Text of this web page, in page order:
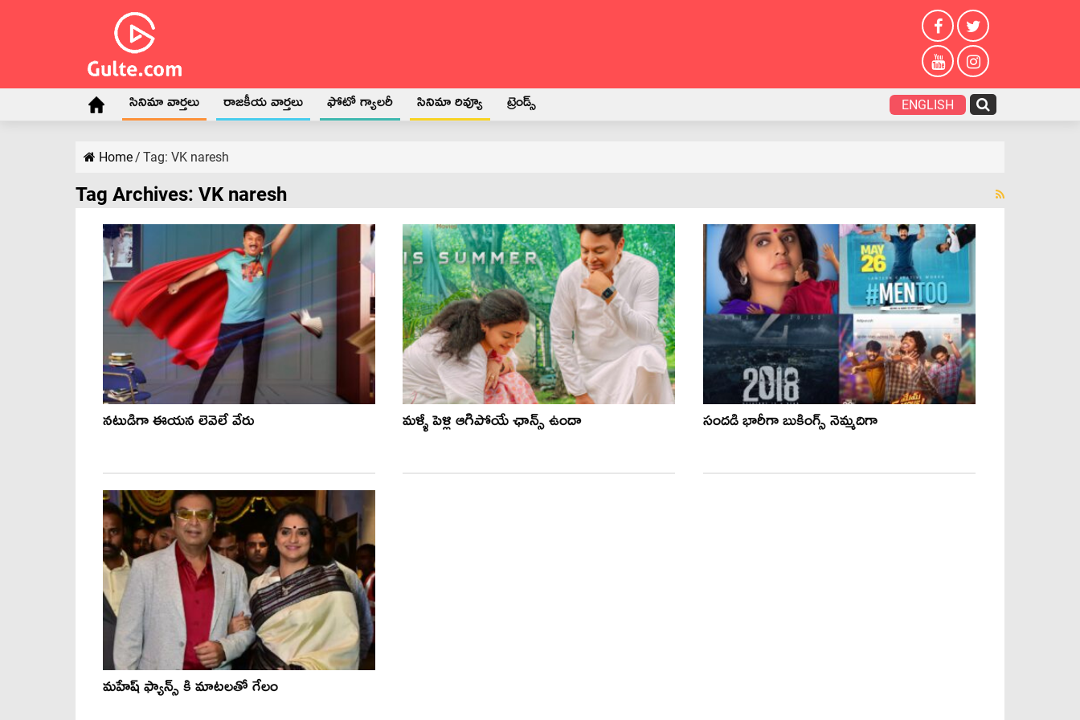
సినిమా వార్తలు రాజకీయ వార్తలు ఫోటో గ్యాలరీ సినిమా రివ్యూ ట్రెండ్స్ ENGLISH
Home/ Tag: VK naresh
Tag Archives: VK naresh
నటుడిగా ఈయన లెవెలే వేరు మళ్ళీ పెళ్లి ఆగిపోయే ఛాన్స్ ఉందా సందడి భారీగా బుకింగ్స్ నెమ్మదిగా
మహేష్ ఫ్యాన్స్ కి మాటలతో గేలం